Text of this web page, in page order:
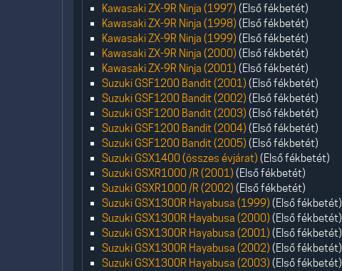
Kawasaki ZX-9R Ninja (1997) (Első fékbetét)
Kawasaki ZX-9R Ninja (1998) (Első fékbetét)
Kawasaki ZX-9R Ninja (1999) (Első fékbetét)
Kawasaki ZX-9R Ninja (2000) (Első fékbetét)
Kawasaki ZX-9R Ninja (2001) (Első fékbetét)
Suzuki GSF1200 Bandit (2001) (Első fékbetét)
Suzuki GSF1200 Bandit (2002) (Első fékbetét)
Suzuki GSF1200 Bandit (2003) (Első fékbetét)
Suzuki GSF1200 Bandit (2004) (Első fékbetét)
Suzuki GSF1200 Bandit (2005) (Első fékbetét)
Suzuki GSX1400 (összes évjárat) (Első fékbetét)
Suzuki GSXR1000 /R (2001) (Első fékbetét)
Suzuki GSXR1000 /R (2002) (Első fékbetét)
Suzuki GSX1300R Hayabusa (1999) (Első fékbetét)
Suzuki GSX1300R Hayabusa (2000) (Első fékbetét)
Suzuki GSX1300R Hayabusa (2001) (Első fékbetét)
Suzuki GSX1300R Hayabusa (2002) (Első fékbetét)
Suzuki GSX1300R Hayabusa (2003) (Első fékbetét)